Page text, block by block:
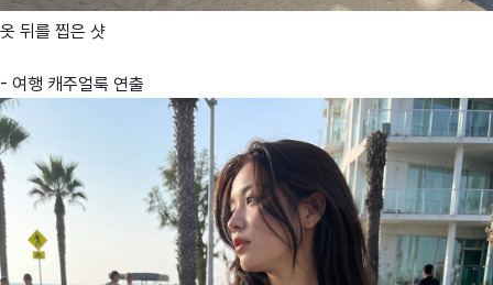
옷 뒤를 찝은 샷
- 여행 캐주얼룩 연출